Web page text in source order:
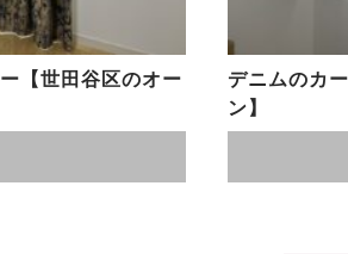
【世田谷区のオー
デニムのカ
ン】